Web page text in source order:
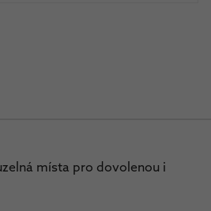
místa pro dovolenou i